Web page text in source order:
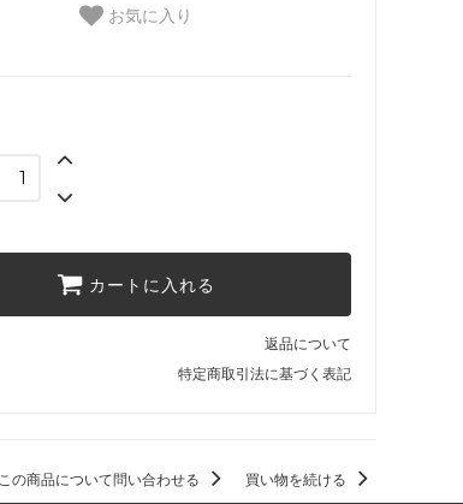
お気に入り
カートに入れる
返品について
特定商取引法に基づく表記
この商品について問い合わせる 買い物を続ける